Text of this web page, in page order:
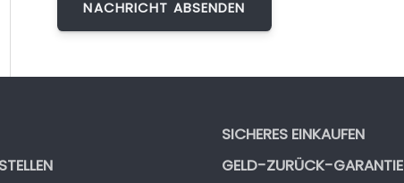
SICHERES EINKAUFEN
GELD-ZURÜCK-GARANTIE